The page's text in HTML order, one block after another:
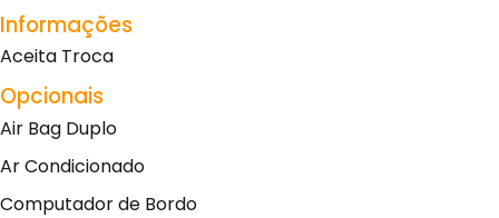
Informações
Aceita Troca
Opcionais
Air Bag Duplo
Ar Condicionado
Computador de Bordo